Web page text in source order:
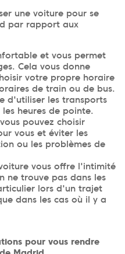
une voiture pour se
par rapport aux
et vous permet
Cela vous donne
votre propre horaire
de train ou de bus.
d'utiliser les transports
heures de pointe.
pouvez choisir
vous et éviter les
ou les problèmes de
vous offre l'intimité
ne trouve pas dans les
lors d'un trajet
dans les cas où il y a
pour vous rendre